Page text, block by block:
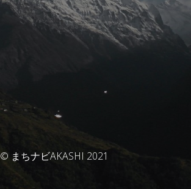
© まちナビAKASHI 2021